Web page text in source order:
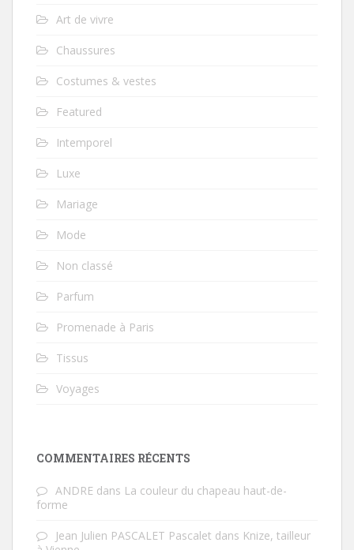
Art de vivre
Chaussures
Costumes & vestes
Featured
Intemporel
Luxe
Mariage
Mode
Non classé
Parfum
Promenade à Paris
Tissus
Voyages
COMMENTAIRES RÉCENTS
ANDRE dans La couleur du chapeau haut-de-
forme
Jean Julien PASCALET Pascalet dans Knize, tailleur